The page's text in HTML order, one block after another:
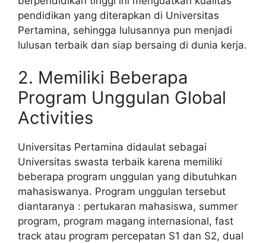
pendidikan yang diterapkan di Universitas
Pertamina, sehingga lulusannya pun menjadi
lulusan terbaik dan siap bersaing di dunia kerja.
2. Memiliki Beberapa
Program Unggulan Global
Activities
Universitas Pertamina didaulat sebagai
Universitas swasta terbaik karena memiliki
beberapa program unggulan yang dibutuhkan
mahasiswanya. Program unggulan tersebut
diantaranya : pertukaran mahasiswa, summer
program, program magang internasional, fast
track atau program percepatan S1 dan S2, dual